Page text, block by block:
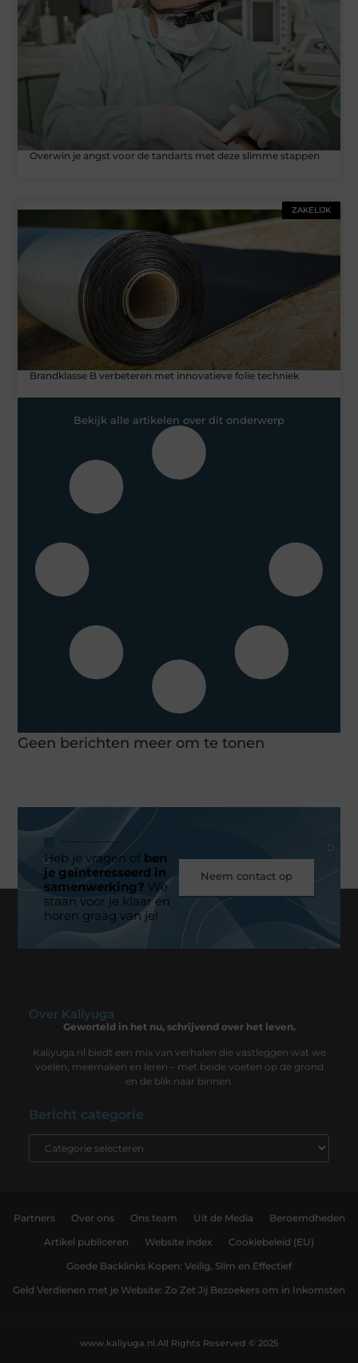
Overwin je angst voor de tandarts met deze slimme stappen
ZAKELIJK
Brandklasse B verbeteren met innovatieve folie techniek
Bekijk alle artikelen over dit onderwerp
Geen berichten meer om te tonen
Heb je vragen ofben
je geïnteresseerd in
samenwerking? We
staan voor je klaar en
horen graag van je!
Neem contact op
Over Kaliyuga
Geworteld in het nu, schrijvend over het leven.
Kaliyuga.nl biedt een mix van verhalen die vastleggen wat we
voelen, meemaken en leren – met beide voeten op de grond
en de blik naar binnen.
Bericht categorie
Partners Over ons Ons team Uit de Media Beroemdheden
Artikel publiceren Website index Cookiebeleid (EU)
Goede Backlinks Kopen: Veilig, Slim en Effectief
Geld Verdienen met je Website: Zo Zet Jij Bezoekers om in Inkomsten
All Rights Reserved © 2025
www.kaliyuga.nl.